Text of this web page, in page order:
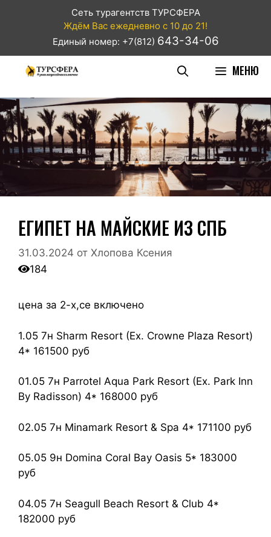
Сеть турагентств ТУРСФЕРА
Ждём Вас ежедневно с 10 до 21!
Единый номер: +7(812) 643-34-06
МЕНЮ
ЕГИПЕТ НА МАЙСКИЕ ИЗ СПБ
31.03.2024 от Хлопова Ксения
184
цена за 2-х,се включено
1.05 7н Sharm Resort (Ex. Crowne Plaza Resort)
4* 161500 руб
01.05 7н Parrotel Aqua Park Resort (Ex. Park Inn
By Radisson) 4* 168000 руб
02.05 7н Minamark Resort & Spa 4* 171100 руб
05.05 9н Domina Coral Bay Oasis 5* 183000
руб
04.05 7н Seagull Beach Resort & Club 4*
182000 руб